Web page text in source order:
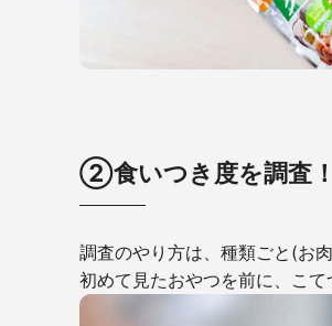
②食いつき度を調査！
調査のやり方は、種類ごと(お
初めて見たおやつを前に、こて